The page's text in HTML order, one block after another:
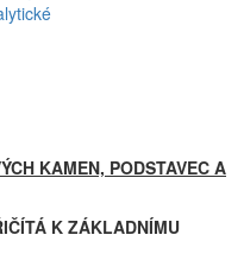
KAMEN, PODSTAVEC A
K ZÁKLADNÍMU